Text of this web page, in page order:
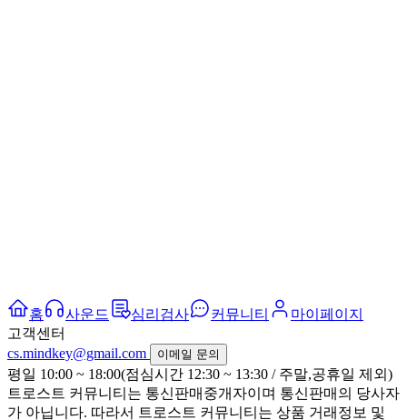
홈 사운드 심리검사 커뮤니티
마이페이지
고객센터
cs.mindkey@gmail.com
이메일 문의
평일 10:00 ~ 18:00(점심시간 12:30 ~ 13:30 / 주말,공휴일 제외)
트로스트 커뮤니티는 통신판매중개자이며 통신판매의 당사자
가 아닙니다. 따라서 트로스트 커뮤니티는 상품 거래정보 및